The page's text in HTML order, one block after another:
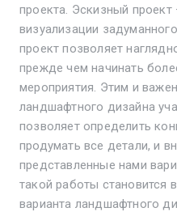
проекта. Эскизный
визуализации
проект позволяет
прежде чем начинать
мероприятия. Этим и
ландшафтного дизайна
позволяет определить
продумать все детали, и
представленные нами
такой работы становится
варианта ландшафтного